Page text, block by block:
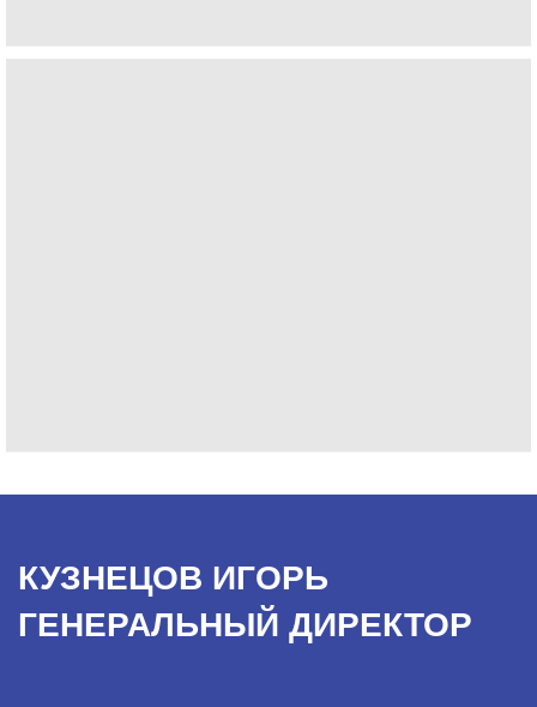
КУЗНЕЦОВ ИГОРЬ
ГЕНЕРАЛЬНЫЙ ДИРЕКТОР